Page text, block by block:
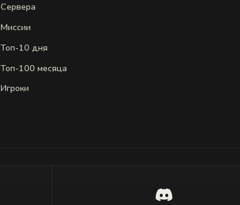
Сервера
Миссии
Топ-10 дня
Топ-100 месяца
Игроки